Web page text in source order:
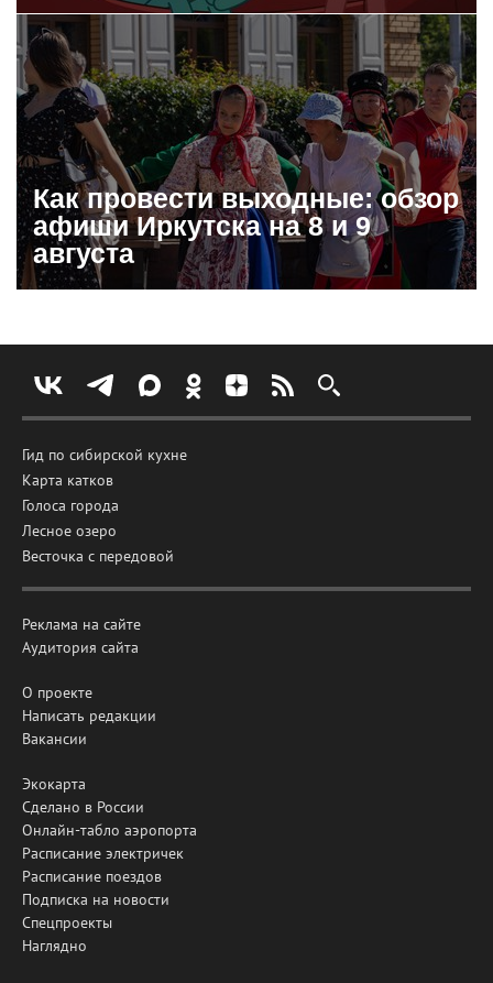
Как провести выходные: обзор
афиши Иркутска на 8 и 9
августа
Гид по сибирской кухне
Карта катков
Голоса города
Лесное озеро
Весточка с передовой
Реклама на сайте
Аудитория сайта
О проекте
Написать редакции
Вакансии
Экокарта
Сделано в России
Онлайн-табло аэропорта
Расписание электричек
Расписание поездов
Подписка на новости
Спецпроекты
Наглядно